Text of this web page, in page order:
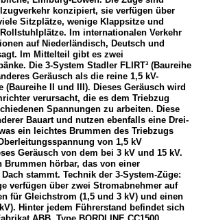
konzipiert, sie verfügen über
Sitzplätze, wenige Klappsitze und
Im internationalen Verkehr
auf Niederländisch, Deutsch und
Im Mittelteil gibt es zwei
Die 3-System Stadler FLIRT³ (Baureihe
Geräusch als die reine 1,5 kV-
(Baureihe II und III). Dieses Geräusch wird
verursacht, die es dem Triebzug
Spannungen zu arbeiten. Diese
Bauart und nutzen ebenfalls eine Drei-
ein leichtes Brummen des Triebzugs
von 1,5 kV
Geräusch von dem bei 3 kV und 15 kV.
Brummen hörbar, das von einer
stammt. Technik der 3-System-Züge:
verfügen über zwei Stromabnehmer auf
für Gleichstrom (1,5 und 3 kV) und einen
Hinter jedem Führerstand befindet sich